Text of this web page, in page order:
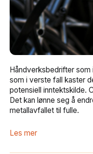
Håndverksbedrifter
som i verste fall kaster
potensiell inntektskilde.
Det kan lønne seg å
metallavfallet til fulle.
Les mer